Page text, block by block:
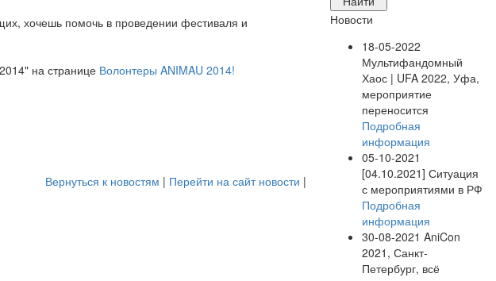
хочешь помочь в проведении фестиваля и
на странице Волонтеры ANIMAU 2014!
Вернуться к новостям | Перейти на сайт новости |
Новости
18-05-2022
Мультифандомный
Хаос | UFA 2022, Уфа,
мероприятие
переносится
Подробная
информация
05-10-2021
[04.10.2021] Ситуация
с мероприятиями в РФ
Подробная
информация
30-08-2021 AniCon
2021, Санкт-
Петербург, всё